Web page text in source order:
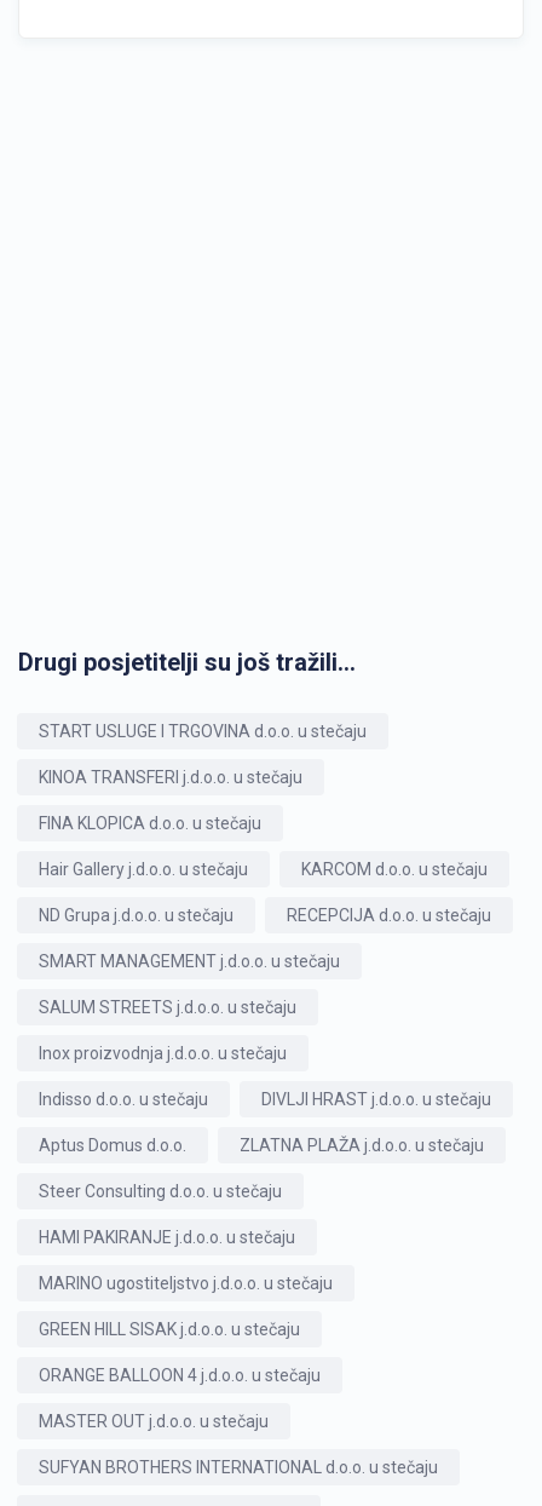
Drugi posjetitelji su još tražili...
START USLUGE I TRGOVINA d.o.o. u stečaju
KINOA TRANSFERI j.d.o.o. u stečaju
FINA KLOPICA d.o.o. u stečaju
Hair Gallery j.d.o.o. u stečaju KARCOM d.o.o. u stečaju
ND Grupa j.d.o.o. u stečaju RECEPCIJA d.o.o. u stečaju
SMART MANAGEMENT j.d.o.o. u stečaju
SALUM STREETS j.d.o.o. u stečaju
Inox proizvodnja j.d.o.o. u stečaju
Indisso d.o.o. u stečaju DIVLJI HRAST j.d.o.o. u stečaju
Aptus Domus d.o.o. ZLATNA PLAŽA j.d.o.o. u stečaju
Steer Consulting d.o.o. u stečaju
HAMI PAKIRANJE j.d.o.o. u stečaju
MARINO ugostiteljstvo j.d.o.o. u stečaju
GREEN HILL SISAK j.d.o.o. u stečaju
ORANGE BALLOON 4 j.d.o.o. u stečaju
MASTER OUT j.d.o.o. u stečaju
SUFYAN BROTHERS INTERNATIONAL d.o.o. u stečaju